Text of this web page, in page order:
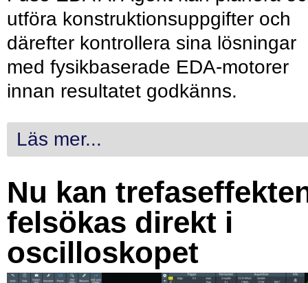
utföra konstruktionsuppgifter och
därefter kontrollera sina lösningar
med fysikbaserade EDA-motorer
innan resultatet godkänns.
Läs mer...
Nu kan
felsökas direkt i
oscilloskopet